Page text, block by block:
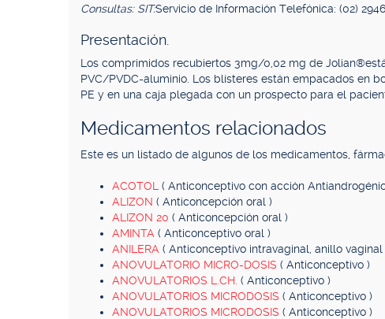
Consultas: SIT:Servicio de Información Telefónica: (02)
Presentación.
Los comprimidos recubiertos 3mg/0,02 mg de
PVC/PVDC-aluminio. Los blísteres están empacados en
PE y en una caja plegada con un prospecto para el
Medicamentos relacionados
Este es un listado de algunos de los medicamentos,
ACOTOL ( Anticonceptivo con acción
ALIZON ( Anticoncepción oral )
ALIZON 20 ( Anticoncepción oral )
AMINTA ( Anticonceptivo oral )
ANILERA ( Anticonceptivo intravaginal, anillo
ANOVULATORIO MICRO-DOSIS ( Anticonceptivo )
ANOVULATORIOS L.CH. ( Anticonceptivo )
ANOVULATORIOS MICRODOSIS ( Anticonceptivo )
ANOVULATORIOS MICRODOSIS ( Anticonceptivo )